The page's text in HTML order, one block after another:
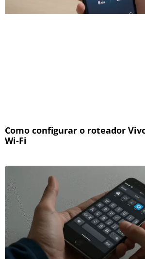
Como configurar o roteador
Wi-Fi